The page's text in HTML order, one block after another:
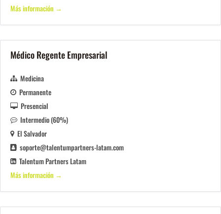
Más información
Médico Regente Empresarial
Medicina
Permanente
Presencial
Intermedio (60%)
El Salvador
soporte@talentumpartners-latam.com
Talentum Partners Latam
Más información